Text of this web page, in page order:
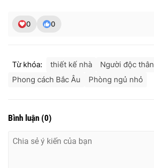
0 0
Từ khóa: thiết kế nhà
Người độc thân
Phong cách Bắc Âu
Phòng ngủ nhỏ
Bình luận (0)